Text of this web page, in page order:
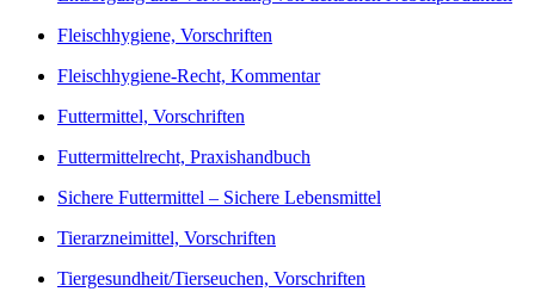
Fleischhygiene, Vorschriften
Fleischhygiene-Recht, Kommentar
Futtermittel, Vorschriften
Futtermittelrecht, Praxishandbuch
Sichere Futtermittel – Sichere Lebensmittel
Tierarzneimittel, Vorschriften
Tiergesundheit/Tierseuchen, Vorschriften